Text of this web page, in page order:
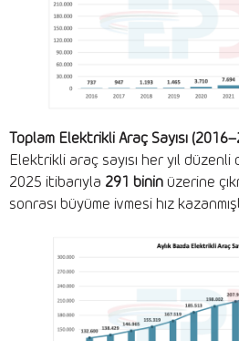
Toplam Elektrikli Araç Sayısı
Elektrikli araç sayısı her yıl düzenli
2025 itibarıyla 291 binin üzerine
sonrası büyüme ivmesi hız